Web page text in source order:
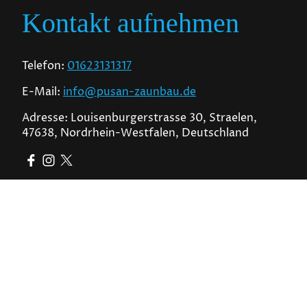
Kontakt aufnehmen
Telefon: 01623131317
E-Mail: info@pusan-zaunbau.de
Adresse: Louisenburgerstrasse 30, Straelen,
47638, Nordrhein-Westfalen, Deutschland